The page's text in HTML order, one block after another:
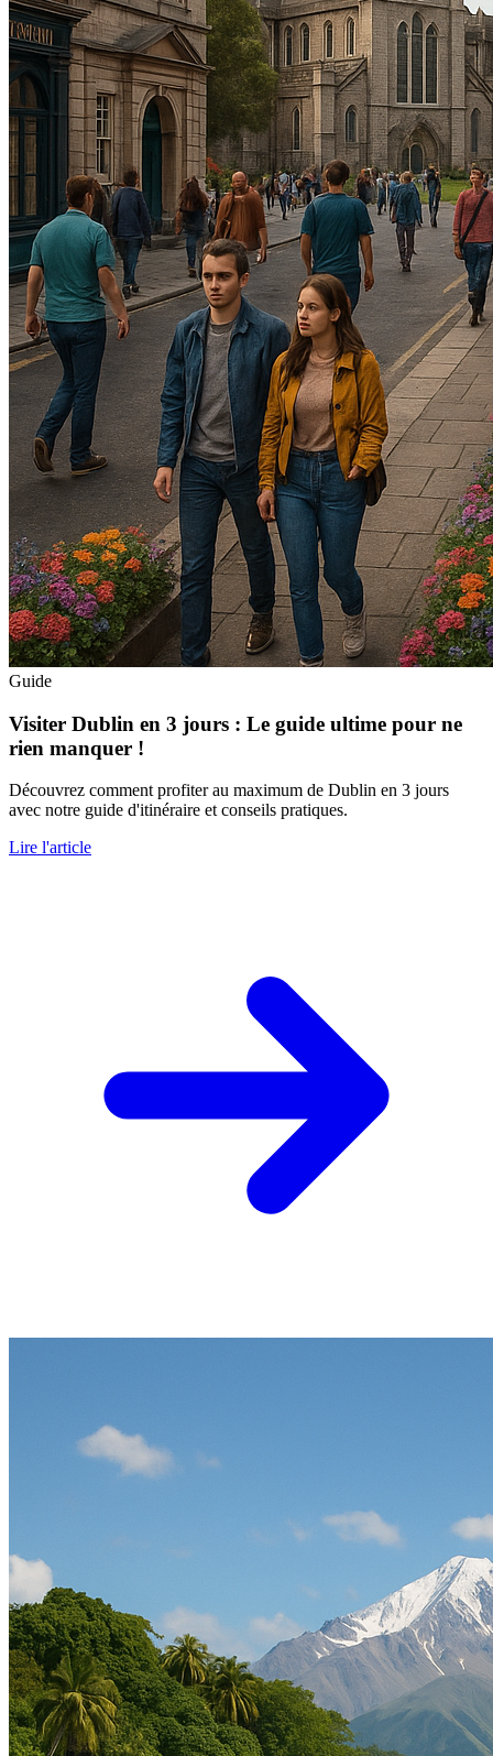
Guide
Visiter Dublin en 3 jours : Le guide ultime pour ne
rien manquer !
Découvrez comment profiter au maximum de Dublin en 3 jours
avec notre guide d'itinéraire et conseils pratiques.
Lire l'article